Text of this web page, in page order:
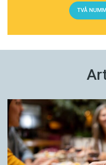
TVÅ